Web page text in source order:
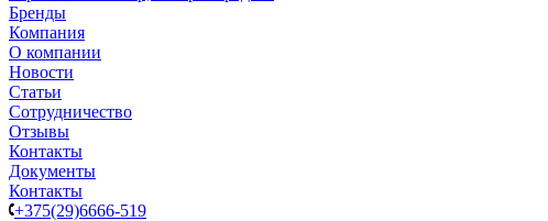
Бренды
Компания
О компании
Новости
Статьи
Сотрудничество
Отзывы
Контакты
Документы
Контакты
+375(29)6666-519